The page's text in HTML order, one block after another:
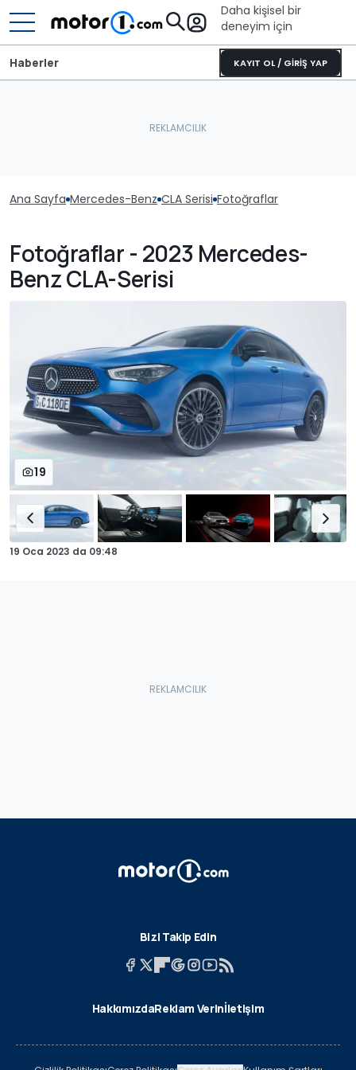
Daha kişisel bir
deneyim için
KAYIT OL / GİRİŞ YAP
Haberler
Ana Sayfa Mercedes-Benz CLA Serisi Fotoğraflar
Fotoğraflar - 2023 Mercedes-
Benz CLA-Serisi
19
19 Oca 2023 da 09:48
Bizi Takip Edin
HakkımızdaReklam Verinİletişim